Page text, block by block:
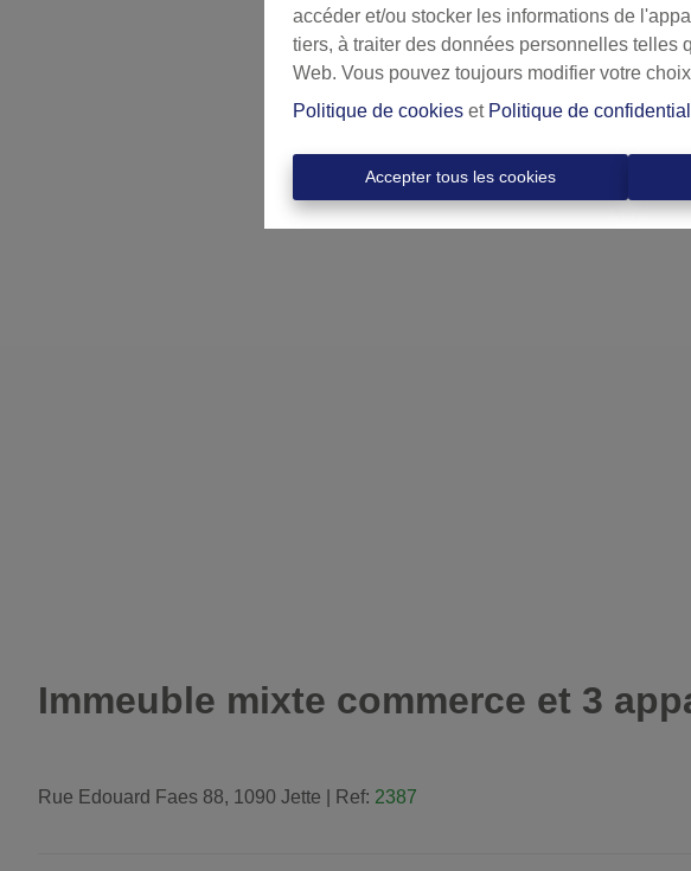
accéder et/ou stocker les informations de
tiers, à traiter des données personnelles telles
Web. Vous pouvez toujours modifier votre
Politique de cookies et Politique de
Accepter tous les cookies
Immeuble mixte commerce et 3
Rue Edouard Faes 88, 1090 Jette Ref: 2387